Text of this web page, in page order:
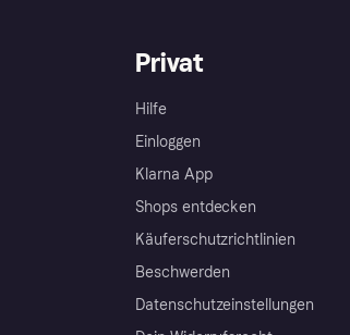
Privat
Hilfe
Einloggen
Klarna App
Shops entdecken
Käuferschutzrichtlinien
Beschwerden
Datenschutzeinstellungen